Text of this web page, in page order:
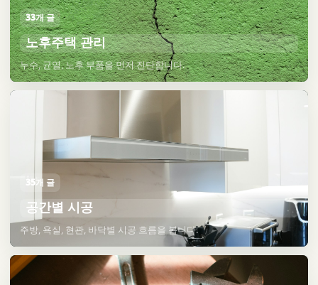
33개 글
노후주택 관리
누수, 균열, 노후 부품을 먼저 진단합니다.
35개 글
공간별 시공
주방, 욕실, 현관, 바닥별 시공 흐름을 봅니다.